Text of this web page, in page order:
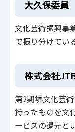
大久保委員
文化芸術振興事
で振り分けてい
株式会社
第2期堺文化芸
持ったものを文
ービスの還元と